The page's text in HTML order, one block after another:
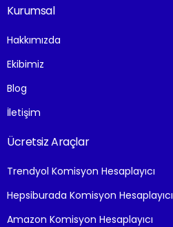
Kurumsal
Hakkımızda
Ekibimiz
Blog
İletişim
Ücretsiz Araçlar
Trendyol Komisyon Hesaplayıcı
Hepsiburada Komisyon Hesaplayıcı
Amazon Komisyon Hesaplayıcı